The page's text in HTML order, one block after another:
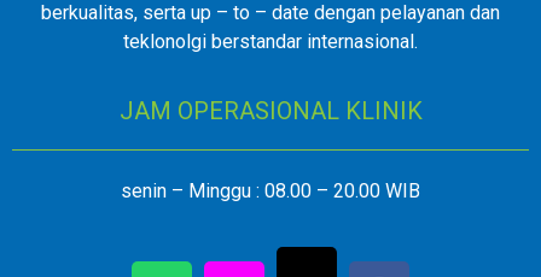
berkualitas, serta up – to – date dengan pelayanan dan
teklonolgi berstandar internasional.
JAM OPERASIONAL KLINIK
senin – Minggu : 08.00 – 20.00 WIB